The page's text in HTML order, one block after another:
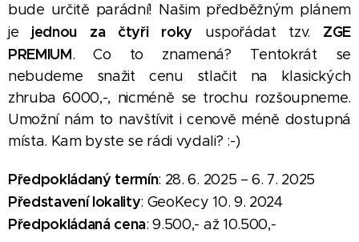
bude určitě parádní! Našim předběžným plánem
je jednou za čtyři roky uspořádat tzv. ZGE
PREMIUM. Co to znamená? Tentokrát se
nebudeme snažit cenu stlačit na klasických
zhruba 6000,-, nicméně se trochu rozšoupneme.
Umožní nám to navštívit i cenově méně dostupná
místa. Kam byste se rádi vydali? :-)
Předpokládaný termín: 28. 6. 2025 – 6. 7. 2025
Představení lokality: GeoKecy 10. 9. 2024
Předpokládaná cena: 9.500,- až 10.500,-